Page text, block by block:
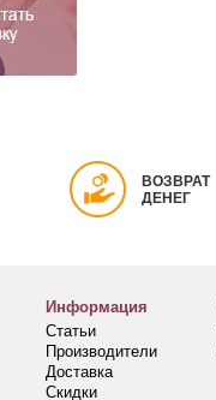
ВОЗВРАТ
ДЕНЕГ
Информация
Статьи
Производители
Доставка
Скидки